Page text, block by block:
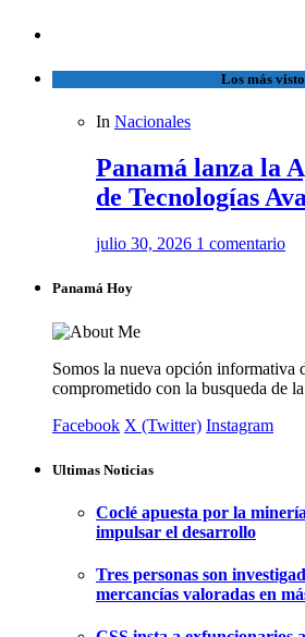
Los más
In Nacionales
Panamá lanza la
de Tecnologías
julio 30, 2026 1 comentario
Panamá Hoy
Somos la nueva opción informativa
comprometido con la busqueda de
Facebook X (Twitter) Instagram
Ultimas Noticias
Coclé apuesta por la
impulsar el desarrollo
Tres personas son
mercancías valoradas en